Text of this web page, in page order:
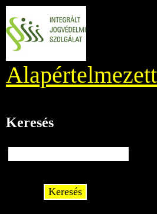
Keresés
Keresés